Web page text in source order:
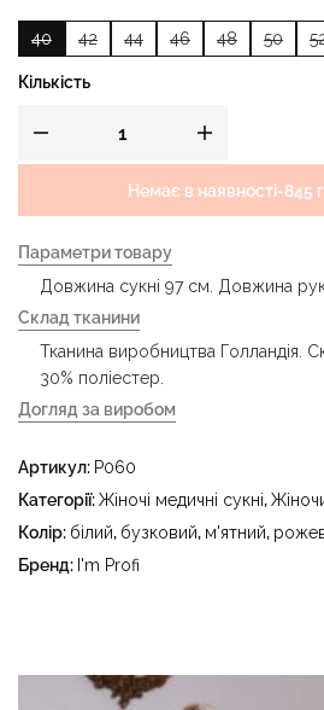
40 42 44 46 48 50
Кількість
Немає в наявності-845
Параметри товару
Довжина сукні 97 см. Довжина
Склад тканини
Тканина виробництва Голландія.
30% поліестер.
Догляд за виробом
прасувати за температури праски
відбілювати - суха чистка з
тетрахлоретилену
температури до 40 °C
Артикул: P060
Категорії:Жіночі медичні сукні,
Колір: білий, бузковий, м'ятний,
Бренд: I'm Profi